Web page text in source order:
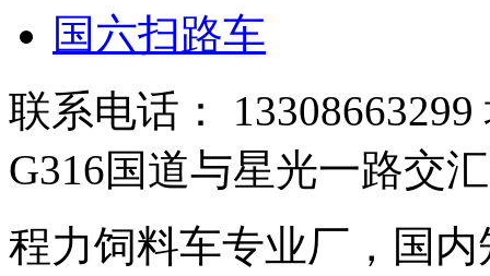
国六扫路车
联系电话：
G316国道与星光一路交
程力饲料车专业厂，国